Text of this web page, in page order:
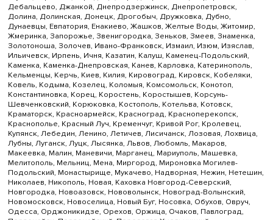
Дебальцево, Джанкой, Днепродзержинск, Днепропетровск,
Долина, Долинская, Донецк, Дрогобыч, Дружковка, Дубно,
Дунаевцы, Евпатория, Енакиево, Жашков, Желтые Воды, Житомир,
Жмеринка, Запорожье, Звенигородка, Зеньков, Змеев, Знаменка,
Золотоноша, Золочев, Ивано-Франковск, Измаил, Изюм, Изяслав,
Ильичевск, Ирпень, Ичня, Казатин, Калуш, Каменец-Подольский,
Каменка, Каменка-Днепровская, Канев, Карловка, Катеринополь,
Кельменцы, Керчь, Киев, Килия, Кировоград, Кировск, Кобеляки,
Ковель, Кодыма, Козелец, Коломыя, Комсомольск, Конотоп,
Константиновка, Корец, Коростень, Коростышев, Корсунь-
Шевченковский, Корюковка, Костополь, Котельва, Котовск,
Краматорск, Красноармейск, Красноград, Красноперекопск,
Краснополье, Красный Луч, Кременчуг, Кривой Рог, Кролевец,
Купянск, Лебедин, Ленино, Летичев, Лисичанск, Лозовая, Лохвица,
Лубны, Луганск, Луцк, Лысянка, Львов, Любомль, Макаров,
Макеевка, Малин, Маневичи, Марганец, Мариуполь, Машевка,
Мелитополь, Мельниц, Мена, Миргород, Мироновка Могилев-
Подольский, Монастырище, Мукачево, Надворная, Нежин, Нетешин,
Николаев, Никополь, Новая, Каховка Новгород-Северский,
Новгородка, Новоазовск, Нововолынск, Новоград-Волынский,
Новомосковск, Новоселица, Новый Буг, Носовка, Обухов, Овруч,
Одесса, Орджоникидзе, Орехов, Оржица, Очаков, Павлоград,